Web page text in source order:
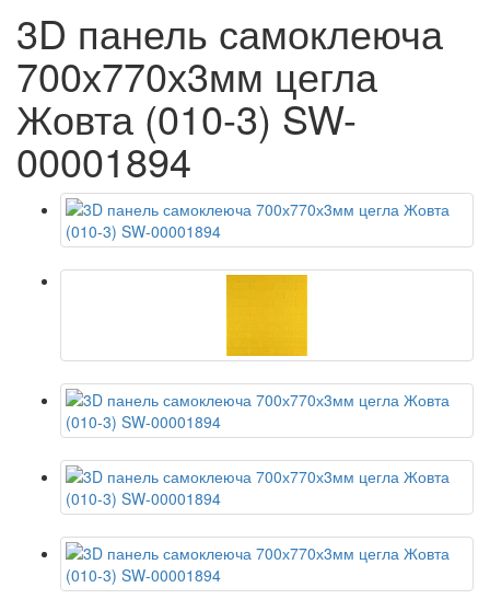
3D панель самоклеюча
700х770х3мм цегла
Жовта (010-3) SW-
00001894